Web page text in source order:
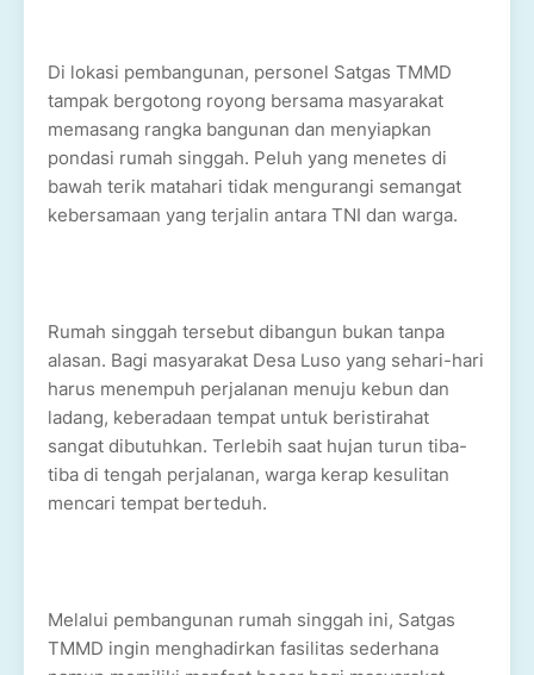
Di lokasi pembangunan, personel Satgas TMMD
tampak bergotong royong bersama masyarakat
memasang rangka bangunan dan menyiapkan
pondasi rumah singgah. Peluh yang menetes di
bawah terik matahari tidak mengurangi semangat
kebersamaan yang terjalin antara TNI dan warga.
Rumah singgah tersebut dibangun bukan tanpa
alasan. Bagi masyarakat Desa Luso yang sehari-hari
harus menempuh perjalanan menuju kebun dan
ladang, keberadaan tempat untuk beristirahat
sangat dibutuhkan. Terlebih saat hujan turun tiba-
tiba di tengah perjalanan, warga kerap kesulitan
mencari tempat berteduh.
Melalui pembangunan rumah singgah ini, Satgas
TMMD ingin menghadirkan fasilitas sederhana